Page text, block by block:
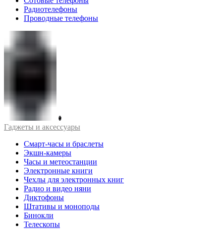
Радиотелефоны
Проводные телефоны
Гаджеты и аксессуары
Смарт-часы и браслеты
Экшн-камеры
Часы и метеостанции
Электронные книги
Чехлы для электронных книг
Радио и видео няни
Диктофоны
Штативы и моноподы
Бинокли
Телескопы